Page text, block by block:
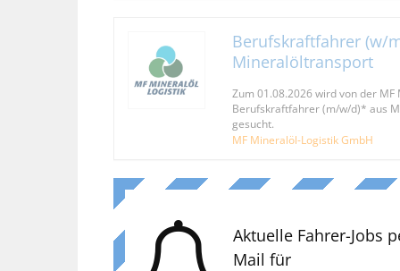
Berufskraftfahrer (w/
Mineralöltransport
Zum 01.08.2026 wird von der
Berufskraftfahrer (m/w/d)* aus
gesucht.
MF Mineralöl-Logistik GmbH
Aktuelle Fahrer-Jobs
Mail für